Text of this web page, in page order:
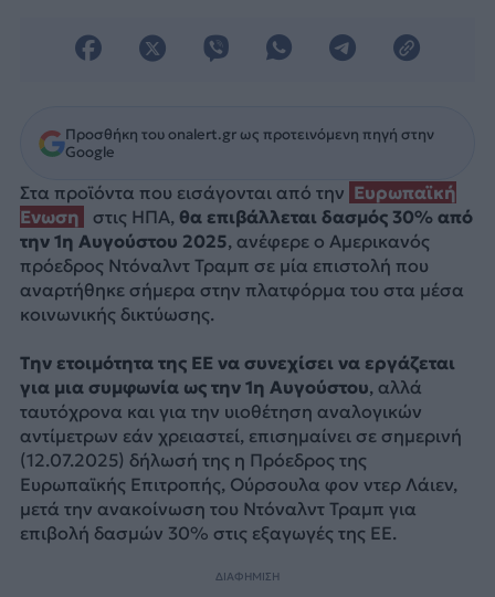
Προσθήκη του onalert.gr ως προτεινόμενη πηγή στην
Google
Στα προϊόντα που εισάγονται από την Ευρωπαϊκή
Ένωση
στις ΗΠΑ, θα επιβάλλεται δασμός 30% από
την 1η Αυγούστου 2025, ανέφερε ο Αμερικανός
πρόεδρος Ντόναλντ Τραμπ σε μία επιστολή που
αναρτήθηκε σήμερα στην πλατφόρμα του στα μέσα
κοινωνικής δικτύωσης.
Την ετοιμότητα της ΕΕ να συνεχίσει να εργάζεται
για μια συμφωνία ως την 1η Αυγούστου, αλλά
ταυτόχρονα και για την υιοθέτηση αναλογικών
αντίμετρων εάν χρειαστεί, επισημαίνει σε σημερινή
(12.07.2025) δήλωσή της η Πρόεδρος της
Ευρωπαϊκής Επιτροπής, Ούρσουλα φον ντερ Λάιεν,
μετά την ανακοίνωση του Ντόναλντ Τραμπ για
επιβολή δασμών 30% στις εξαγωγές της ΕΕ.
ΔΙΑΦΗΜΙΣΗ